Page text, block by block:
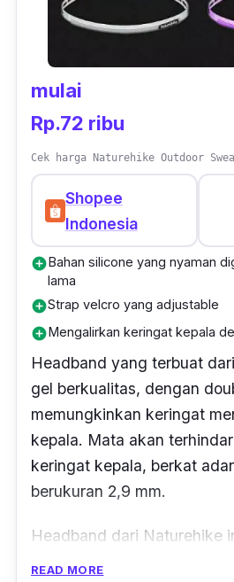
mulai
Rp.72 ribu
Cek harga Naturehike Outdoor
Shopee
Indonesia
add_circle Bahan silicone yang nyaman
lama
add_circleStrap velcro yang adjustable
add_circle Mengalirkan keringat kepala
Headband yang terbuat
gel berkualitas, dengan
memungkinkan keringat
kepala. Mata akan
keringat kepala, berkat
berukuran 2,9 mm.
Headband dari Naturehike
READ MORE